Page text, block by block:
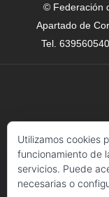
© Federación
Apartado de
Tel.
Utilizamos cookies
funcionamiento de
servicios. Puede
necesarias o